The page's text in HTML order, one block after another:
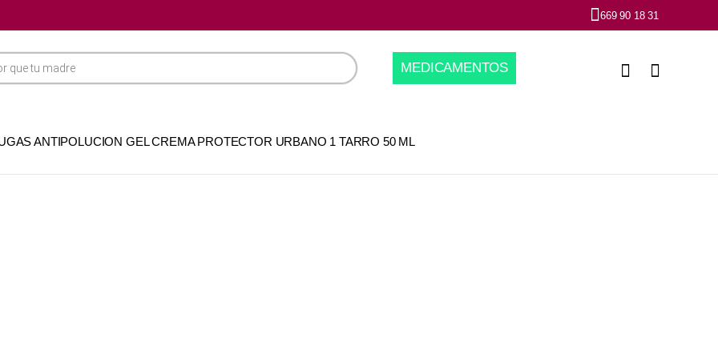
669 90 18 31
MEDICAMENTOS
ANTIPOLUCION GEL CREMA PROTECTOR URBANO 1 TARRO 50 ML